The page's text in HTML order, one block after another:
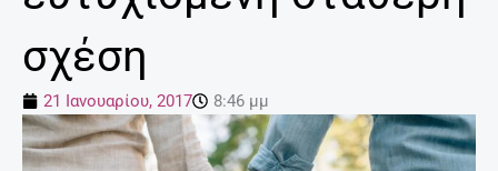
σχέση
21 Ιανουαρίου, 2017 8:46 μμ